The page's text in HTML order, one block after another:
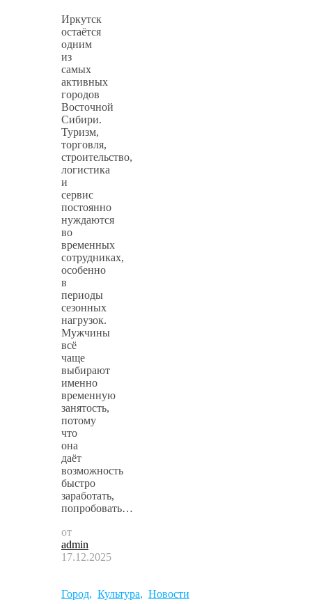
Иркутск
остаётся
одним
из
самых
активных
городов
Восточной
Сибири.
Туризм,
торговля,
строительство,
логистика
и
сервис
постоянно
нуждаются
во
временных
сотрудниках,
особенно
в
периоды
сезонных
нагрузок.
Мужчины
всё
чаще
выбирают
именно
временную
занятость,
потому
что
она
даёт
возможность
быстро
заработать,
попробовать…
от
admin
17.12.2025
Город, Культура, Новости